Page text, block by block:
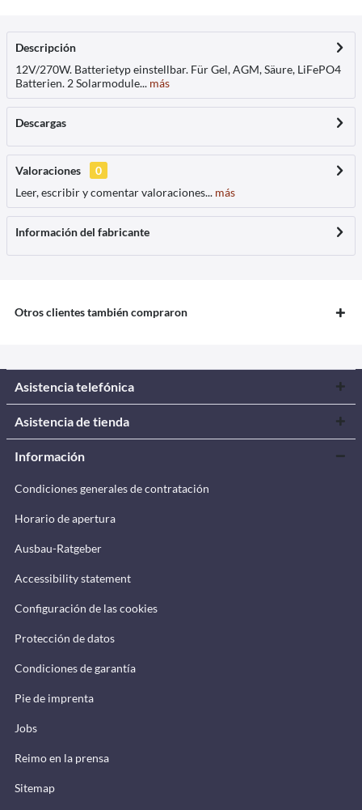
Descripción
12V/270W. Batterietyp einstellbar. Für Gel, AGM, Säure, LiFePO4
Batterien. 2 Solarmodule... más
Descargas
Valoraciones
0
Leer, escribir y comentar valoraciones... más
Información del fabricante
Otros clientes también compraron
Asistencia telefónica
Asistencia de tienda
Información
Condiciones generales de contratación
Horario de apertura
Ausbau-Ratgeber
Accessibility statement
Configuración de las cookies
Protección de datos
Condiciones de garantía
Pie de imprenta
Jobs
Reimo en la prensa
Sitemap